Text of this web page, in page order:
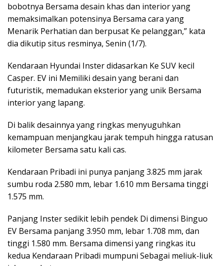
bobotnya Bersama desain khas dan interior yang
memaksimalkan potensinya Bersama cara yang
Menarik Perhatian dan berpusat Ke pelanggan,” kata
dia dikutip situs resminya, Senin (1/7).
Kendaraan Hyundai Inster didasarkan Ke SUV kecil
Casper. EV ini Memiliki desain yang berani dan
futuristik, memadukan eksterior yang unik Bersama
interior yang lapang.
Di balik desainnya yang ringkas menyuguhkan
kemampuan menjangkau jarak tempuh hingga ratusan
kilometer Bersama satu kali cas.
Kendaraan Pribadi ini punya panjang 3.825 mm jarak
sumbu roda 2.580 mm, lebar 1.610 mm Bersama tinggi
1.575 mm.
Panjang Inster sedikit lebih pendek Di dimensi Binguo
EV Bersama panjang 3.950 mm, lebar 1.708 mm, dan
tinggi 1.580 mm. Bersama dimensi yang ringkas itu
kedua Kendaraan Pribadi mumpuni Sebagai meliuk-liuk